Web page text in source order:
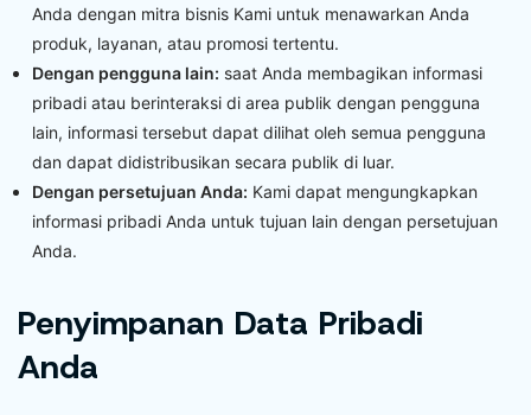
Anda dengan mitra bisnis Kami untuk menawarkan Anda
produk, layanan, atau promosi tertentu.
Dengan pengguna lain: saat Anda membagikan informasi
pribadi atau berinteraksi di area publik dengan pengguna
lain, informasi tersebut dapat dilihat oleh semua pengguna
dan dapat didistribusikan secara publik di luar.
Dengan persetujuan Anda: Kami dapat mengungkapkan
informasi pribadi Anda untuk tujuan lain dengan persetujuan
Anda.
Penyimpanan Data Pribadi
Anda